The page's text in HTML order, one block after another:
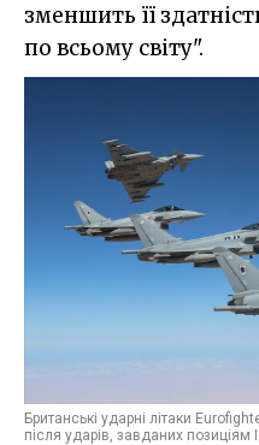
зменшить її
по всьому світу".
Британські ударні літаки
після ударів, завданих позиціям